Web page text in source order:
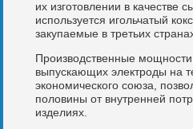
их изготовлении в качестве
используется игольчатый
закупаемые в третьих
Производственные мощности
выпускающих электроды на
экономического союза,
половины от внутренней
изделиях.